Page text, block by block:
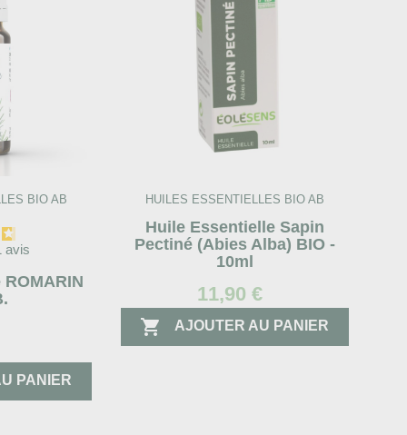
BIO AB
avis
PANIER
HUILES ESSENTIELLES BIO AB
Huile Essentielle Sapin
Pectiné (Abies Alba) BIO -
10ml
11,90 €
 AJOUTER AU PANIER